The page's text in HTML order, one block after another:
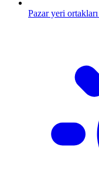
Pazar yeri ortakları